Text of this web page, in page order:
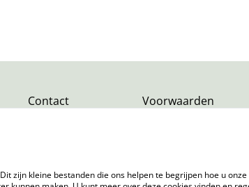
Contact Voorwaarden
zijn kleine bestanden die ons helpen te begrijpen hoe u